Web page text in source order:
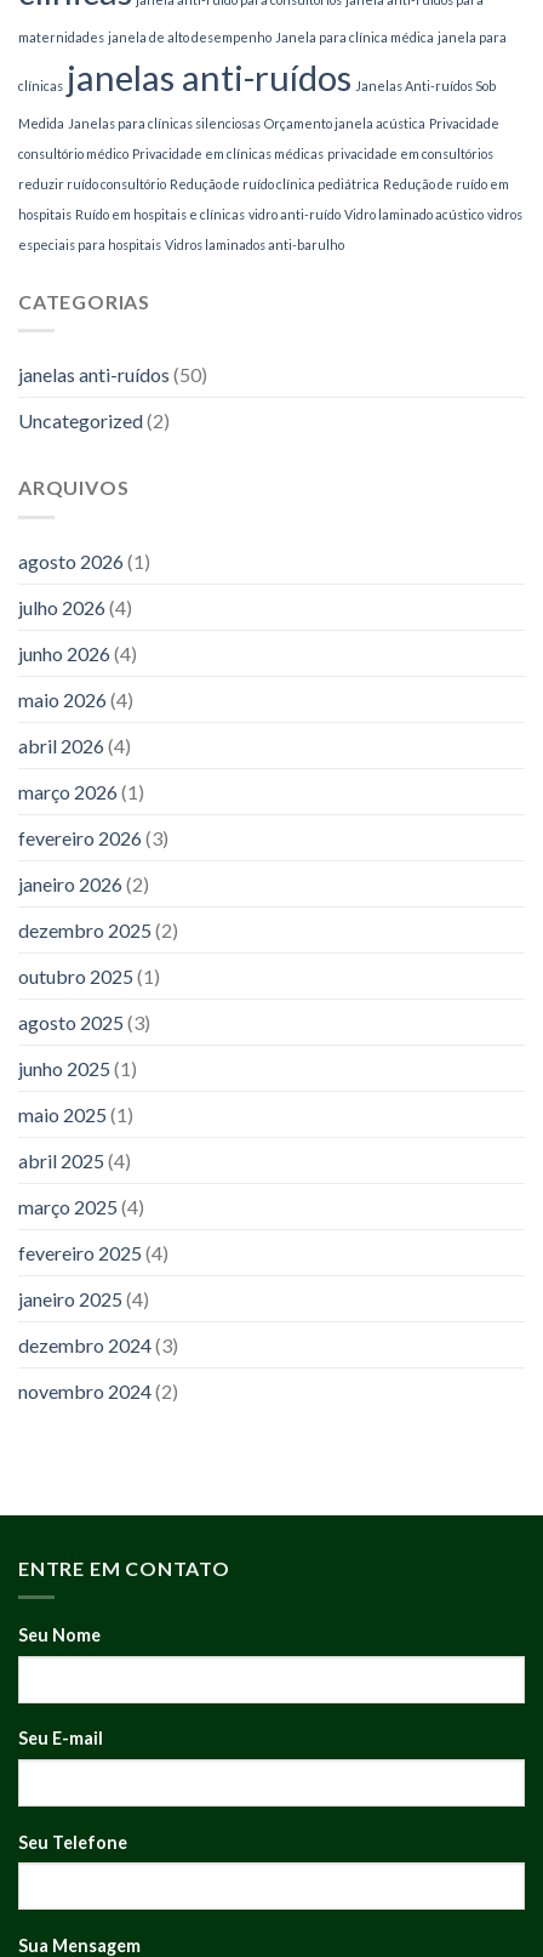
maternidades janela de alto desempenho Janela para clínica médica janela para
clínicas janelas anti-ruídos Janelas Anti-ruídos Sob
Medida Janelas para clínicas silenciosas Orçamento janela acústica Privacidade
consultório médico Privacidade em clínicas médicas privacidade em consultórios
reduzir ruído consultório Redução de ruído clínica pediátrica Redução de ruído em
hospitais Ruído em hospitais e clínicas vidro anti-ruído Vidro laminado acústico vidros
especiais para hospitais Vidros laminados anti-barulho
CATEGORIAS
janelas anti-ruídos (50)
Uncategorized(2)
ARQUIVOS
agosto 2026(1)
julho 2026(4)
junho 2026(4)
maio 2026(4)
abril 2026(4)
março 2026(1)
fevereiro 2026(3)
janeiro 2026(2)
dezembro 2025 (2)
outubro 2025 (1)
agosto 2025 (3)
junho 2025 (1)
maio 2025 (1)
abril 2025 (4)
março 2025 (4)
fevereiro 2025 (4)
janeiro 2025 (4)
dezembro 2024(3)
novembro 2024(2)
ENTRE EM CONTATO
Seu Nome
Seu E-mail
Seu Telefone
Sua Mensagem